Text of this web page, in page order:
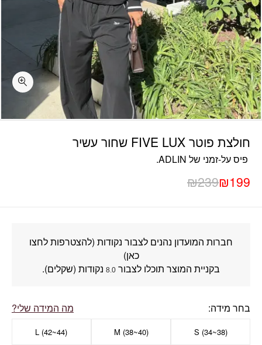
חולצת פוטר FIVE LUX שחור עשיר
פיס על-זמני של ADLIN.
₪239₪199
בחר מידה מה המידה שלי?
S (34~38)
M (38~40)
L (42~44)
חברות המועדון נהנים לצבור נקודות (להצטרפות לחצו
כאן)
בקניית המוצר תוכלו לצבור 8.0 נקודות (שקלים).